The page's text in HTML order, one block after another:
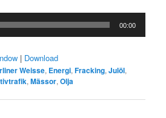
00:00
| Download
Weisse, Energi,Fracking,Julöl,
,Mässor,Olja